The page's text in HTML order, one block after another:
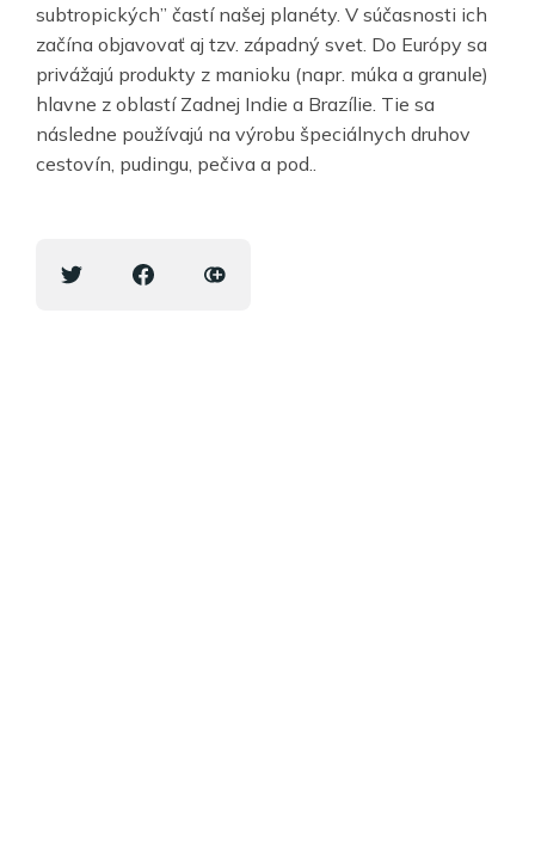
subtropických” častí našej planéty. V súčasnosti ich
začína objavovať aj tzv. západný svet. Do Európy sa
privážajú produkty z manioku (napr. múka a granule)
hlavne z oblastí Zadnej Indie a Brazílie. Tie sa
následne používajú na výrobu špeciálnych druhov
cestovín, pudingu, pečiva a pod..